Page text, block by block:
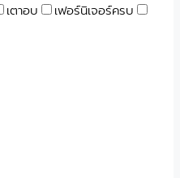
เตาอบ
เฟอร์นิเจอร์ครบ